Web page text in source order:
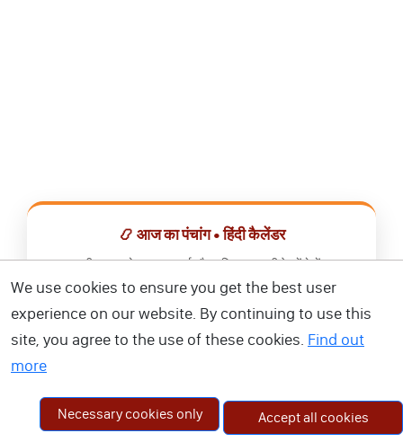
📿 आज का पंचांग • हिंदी कैलेंडर
सभी व्रत, त्योहार, शुभ मुहूर्त और राशिफल एक ही ऐप में देखें।
📅 हिंदी कैलेंडर ऐप डाउनलोड करें
We use cookies to ensure you get the best user
experience on our website. By continuing to use this
site, you agree to the use of these cookies. Find out
more
Necessary cookies only Accept all cookies